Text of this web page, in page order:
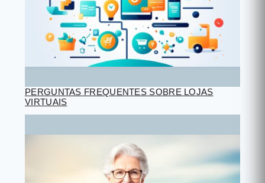
PERGUNTAS FREQUENTES SOBRE LOJAS
VIRTUAIS